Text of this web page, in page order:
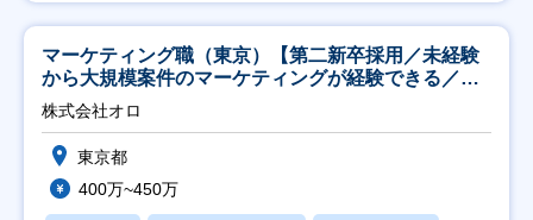
マーケティング職（東京）【第二新卒採用／未経験
から大規模案件のマーケティングが経験できる／研
修充実】
株式会社オロ
東京都
400万~450万